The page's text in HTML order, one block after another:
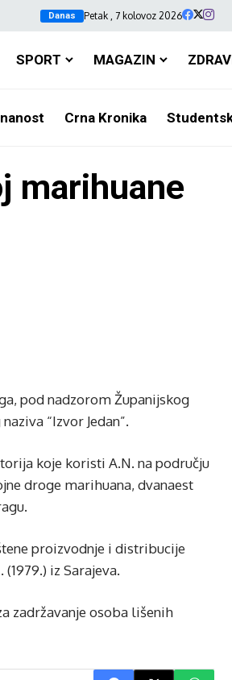
Danas Petak , 7 kolovoz 2026
SPORT MAGAZIN
Crna Kronika
marihuane
pod nadzorom Županijskog
“Izvor Jedan”.
koje koristi A.N. na području
droge marihuana, dvanaest
proizvodnje i distribucije
iz Sarajeva.
zadržavanje osoba lišenih